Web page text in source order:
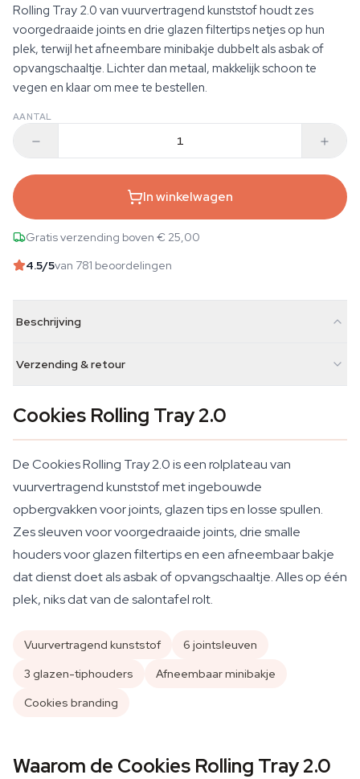
Rolling Tray 2.0 van vuurvertragend kunststof houdt zes
voorgedraaide joints en drie glazen filtertips netjes op hun
plek, terwijl het afneembare minibakje dubbelt als asbak of
opvangschaaltje. Lichter dan metaal, makkelijk schoon te
vegen en klaar om mee te bestellen.
AANTAL
In winkelwagen
Gratis verzending boven € 25,00
4.5/5van 781 beoordelingen
Beschrijving
Verzending & retour
Cookies Rolling Tray 2.0
De Cookies Rolling Tray 2.0 is een rolplateau van
vuurvertragend kunststof met ingebouwde
opbergvakken voor joints, glazen tips en losse spullen.
Zes sleuven voor voorgedraaide joints, drie smalle
houders voor glazen filtertips en een afneembaar bakje
dat dienst doet als asbak of opvangschaaltje. Alles op één
plek, niks dat van de salontafel rolt.
Vuurvertragend kunststof
6 jointsleuven
3 glazen-tiphouders
Afneembaar minibakje
Cookies branding
Waarom de Cookies Rolling Tray 2.0